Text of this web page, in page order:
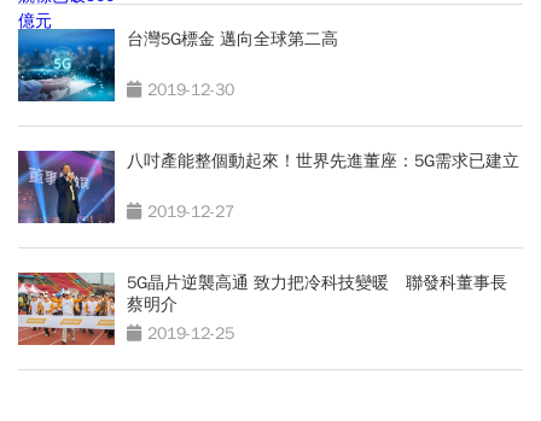
台灣5G標金 邁向全球第二高
2019-12-30
八吋產能整個動起來！世界先進董座：5G需求已建立
2019-12-27
5G晶片逆襲高通 致力把冷科技變暖 聯發科董事長
蔡明介
2019-12-25